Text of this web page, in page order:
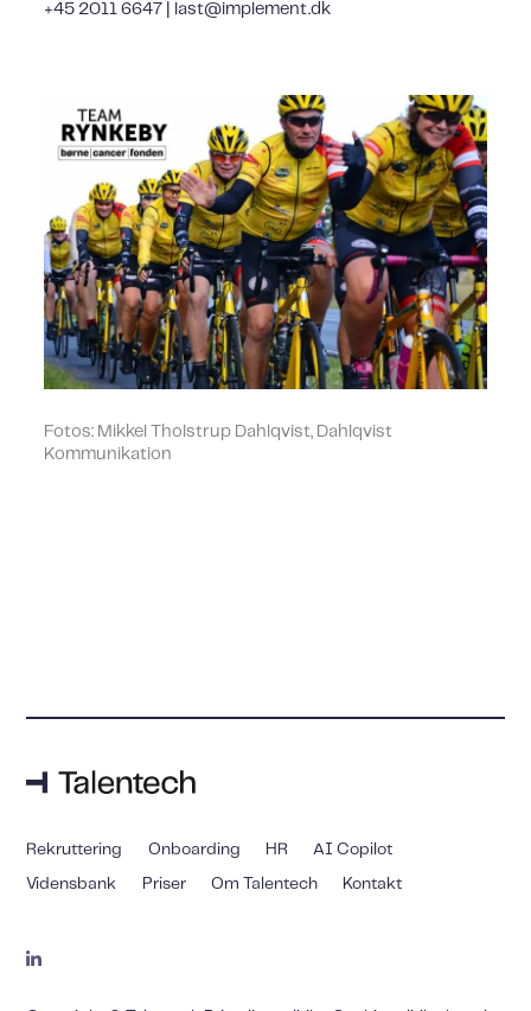
+45 2011 6647 | last@implement.dk
Fotos: Mikkel Tholstrup Dahlqvist, Dahlqvist
Kommunikation
Rekruttering Onboarding HR AI Copilot
Vidensbank Priser Om Talentech Kontakt